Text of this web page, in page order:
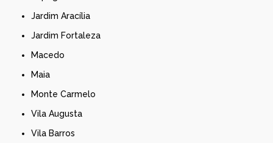
Jardim Aracília
Jardim Fortaleza
Macedo
Maia
Monte Carmelo
Vila Augusta
Vila Barros